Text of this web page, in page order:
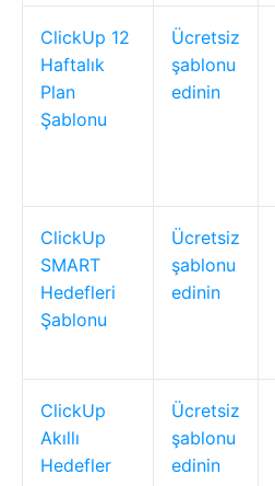
ClickUp 12
Haftalık
Plan
Şablonu
Ücretsiz
şablonu
edinin
ClickUp
SMART
Hedefleri
Şablonu
Ücretsiz
şablonu
edinin
ClickUp
Akıllı
Hedefler
Ücretsiz
şablonu
edinin